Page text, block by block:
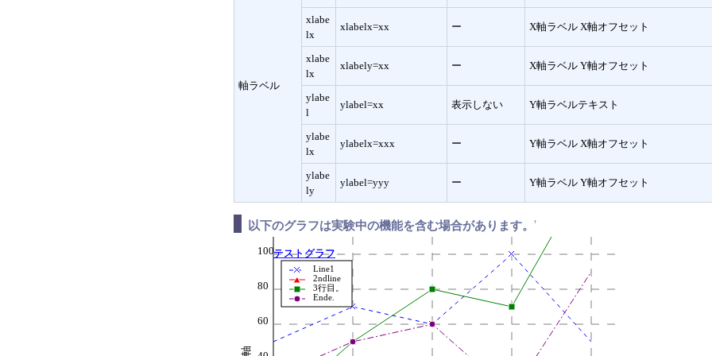
軸ラベル
xlabe
lx
xlabelx=xx ー X軸ラベル X軸オフセット
xlabe
lx
xlabely=xx ー X軸ラベル Y軸オフセット
ylabe
l
ylabel=xx 表示しない Y軸ラベルテキスト
ylabe
lx
ylabelx=xxx ー Y軸ラベル X軸オフセット
ylabe
ly
ylabel=yyy ー Y軸ラベル Y軸オフセット
以下のグラフは実験中の機能を含む場合があります。 †
60
80
100テストグラフ
テストグラフ
Line1
2ndline
3行目。
Ende.